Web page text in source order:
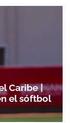
boletín.
ACEPTAR
Caribe |
el sóftbol